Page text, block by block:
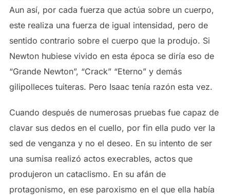
Aun así, por cada fuerza que actúa sobre un cuerpo,
este realiza una fuerza de igual intensidad, pero de
sentido contrario sobre el cuerpo que la produjo. Si
Newton hubiese vivido en esta época se diría eso de
“Grande Newton”, “Crack” “Eterno” y demás
gilipolleces tuiteras. Pero Isaac tenía razón esta vez.
Cuando después de numerosas pruebas fue capaz de
clavar sus dedos en el cuello, por fin ella pudo ver la
sed de venganza y no el deseo. En su intento de ser
una sumisa realizó actos execrables, actos que
produjeron un cataclismo. En su afán de
protagonismo, en ese paroxismo en el que ella había